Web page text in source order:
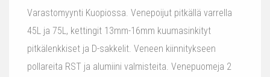
Varastomyynti Kuopiossa. Venepoijut pitkällä varrella
45L ja 75L, kettingit 13mm-16mm kuumasinkityt
pitkälenkkiset ja D-sakkelit. Veneen kiinnitykseen
pollareita RST ja alumiini valmisteita. Venepuomeja 2